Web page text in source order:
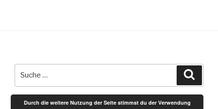
Durch die weitere Nutzung der Seite stimmst du der Verwendung